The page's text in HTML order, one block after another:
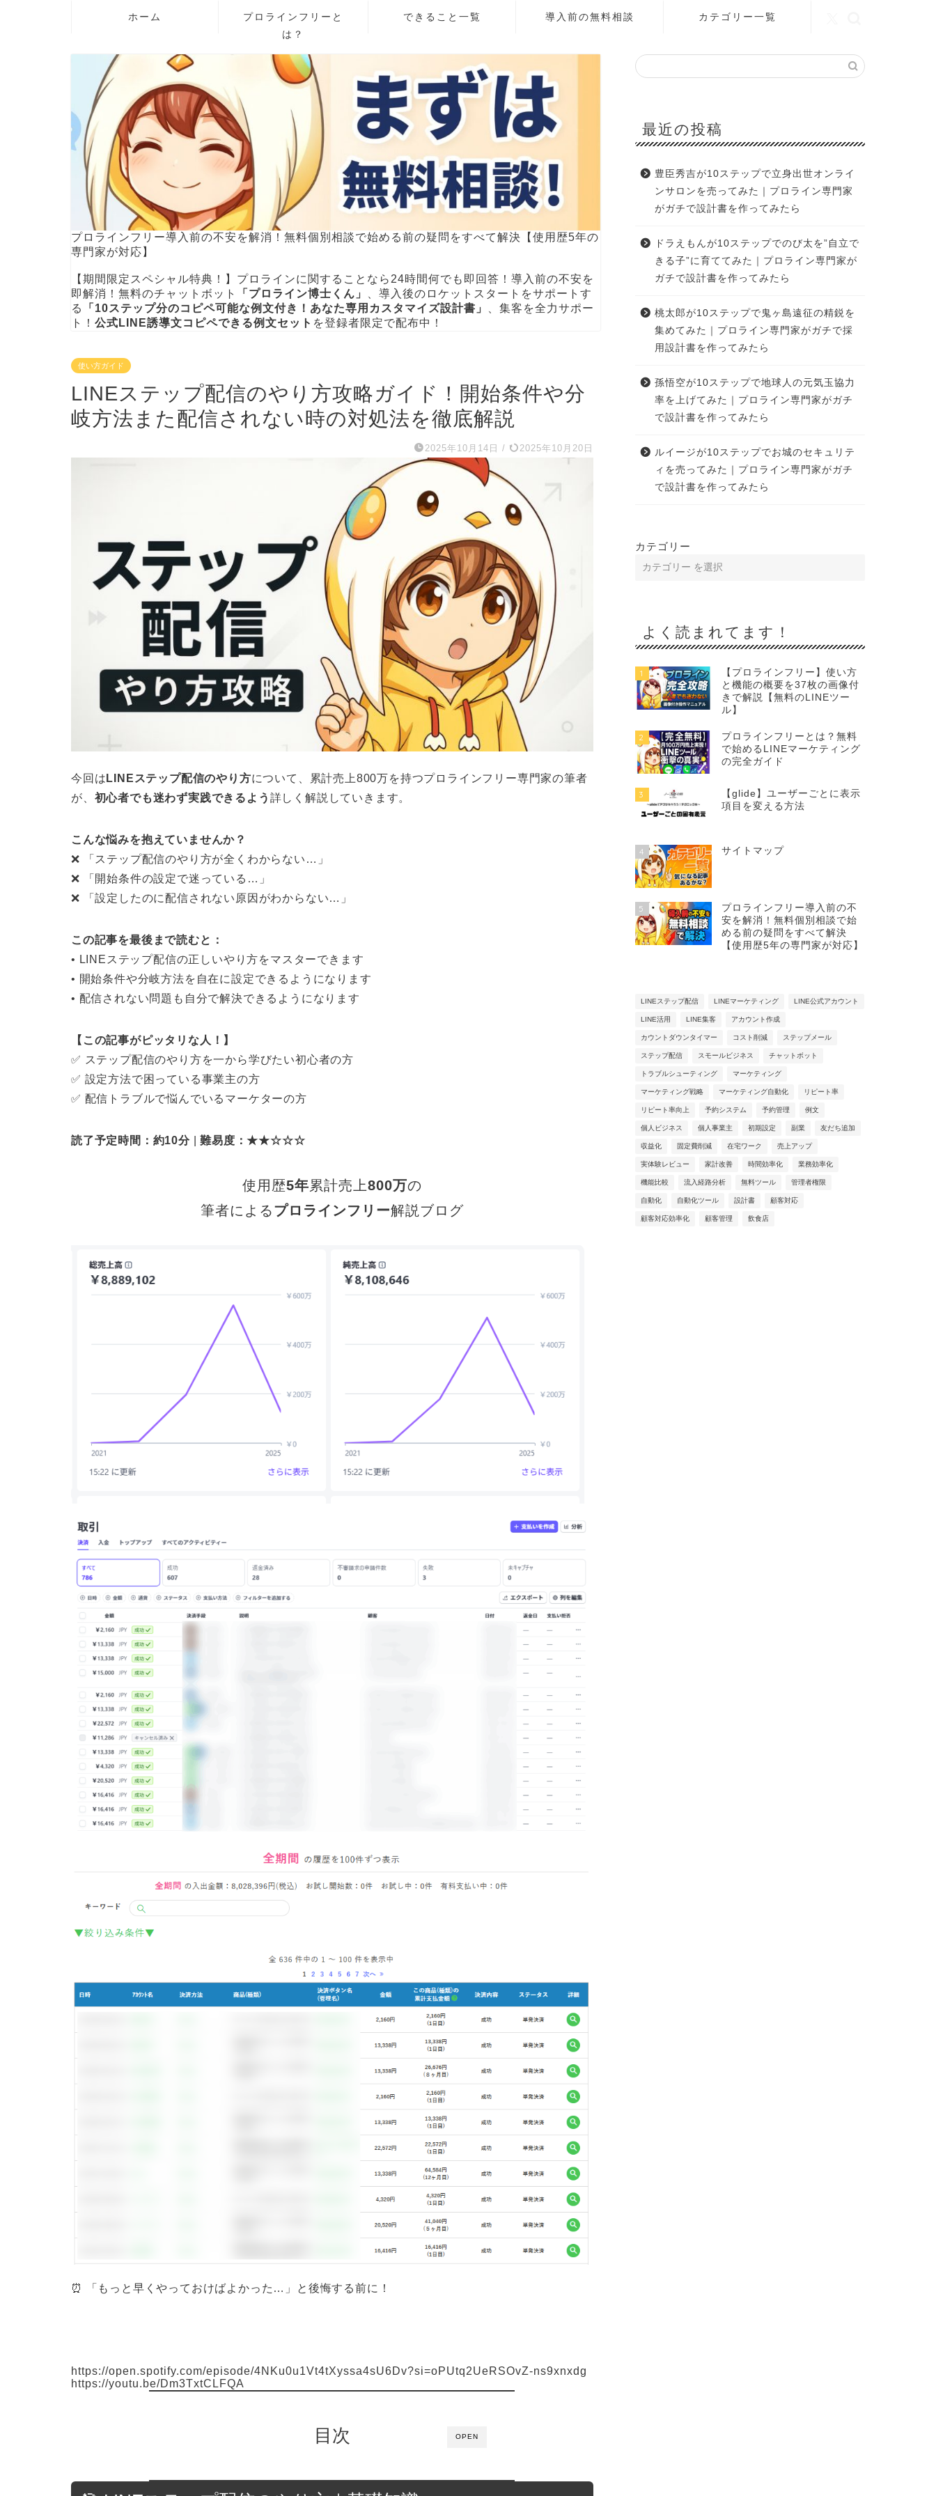
ホーム
プロラインフリーと
は？
できること一覧 導入前の無料相談 カテゴリー一覧
プロラインフリー導入前の不安を解消！無料個別相談で始める前の疑問をすべて解決【使用歴5年の
専門家が対応】
【期間限定スペシャル特典！】プロラインに関することなら24時間何でも即回答！導入前の不安を
即解消！無料のチャットボット
「プロライン博士くん」
、導入後のロケットスタートをサポートす
る
「10ステップ分のコピペ可能な例文付き！あなた専用カスタマイズ設計書」
、集客を全力サポー
ト！ 公式LINE誘導文コピペできる例文セット を登録者限定で配布中！
使い方ガイド
LINEステップ配信のやり方攻略ガイド！開始条件や分
岐方法また配信されない時の対処法を徹底解説
2025年10月14日 / 2025年10月20日
今回は LINEステップ配信のやり方について、累計売上800万を持つプロラインフリー専門家の筆者
が、 初心者でも迷わず実践できるよう 詳しく解説していきます。
こんな悩みを抱えていませんか？
❌ 「ステップ配信のやり方が全くわからない…」
❌ 「開始条件の設定で迷っている…」
❌ 「設定したのに配信されない原因がわからない…」
この記事を最後まで読むと：
• LINEステップ配信の正しいやり方をマスターできます
• 開始条件や分岐方法を自在に設定できるようになります
• 配信されない問題も自分で解決できるようになります
【この記事がピッタリな人！】
✅ ステップ配信のやり方を一から学びたい初心者の方
✅ 設定方法で困っている事業主の方
✅ 配信トラブルで悩んでいるマーケターの方
読了予定時間：約10分|難易度：★★☆☆☆
使用歴5年累計売上800万の
筆者によるプロラインフリー解説ブログ
⏰ 「もっと早くやっておけばよかった…」と後悔する前に！
https://open.spotify.com/episode/4NKu0u1Vt4tXyssa4sU6Dv?si=oPUtq2UeRSOvZ-ns9xnxdg
https://youtu.be/Dm3TxtCLFQA
OPEN
目次
最近の投稿
豊臣秀吉が10ステップで立身出世オンライ
ンサロンを売ってみた｜プロライン専門家
がガチで設計書を作ってみたら
ドラえもんが10ステップでのび太を”自立で
きる子”に育ててみた｜プロライン専門家が
ガチで設計書を作ってみたら
桃太郎が10ステップで鬼ヶ島遠征の精鋭を
集めてみた｜プロライン専門家がガチで採
用設計書を作ってみたら
孫悟空が10ステップで地球人の元気玉協力
率を上げてみた｜プロライン専門家がガチ
で設計書を作ってみたら
ルイージが10ステップでお城のセキュリテ
ィを売ってみた｜プロライン専門家がガチ
で設計書を作ってみたら
カテゴリー
よく読まれてます！
1
【プロラインフリー】使い方
と機能の概要を37枚の画像付
きで解説【無料のLINEツー
ル】
2
プロラインフリーとは？無料
で始めるLINEマーケティング
の完全ガイド
3
【glide】ユーザーごとに表示
項目を変える方法
4 サイトマップ
5
プロラインフリー導入前の不
安を解消！無料個別相談で始
める前の疑問をすべて解決
【使用歴5年の専門家が対応】
LINEステップ配信 LINEマーケティング LINE公式アカウント
LINE活用 LINE集客 アカウント作成
カウントダウンタイマー コスト削減 ステップメール
ステップ配信 スモールビジネス チャットボット
トラブルシューティング マーケティング
マーケティング戦略 マーケティング自動化 リピート率
リピート率向上 予約システム 予約管理 例文
個人ビジネス 個人事業主 初期設定 副業 友だち追加
収益化 固定費削減 在宅ワーク 売上アップ
実体験レビュー 家計改善 時間効率化 業務効率化
機能比較 流入経路分析 無料ツール 管理者権限
自動化 自動化ツール 設計書 顧客対応
顧客対応効率化 顧客管理 飲食店